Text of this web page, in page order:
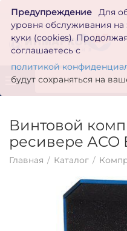
Предупреждение
Для
уровня обслуживания на
куки (cookies).
соглашаетесь с
политикой
будут сохраняться на
Винтовой
ресивере АСО
Главная / Каталог /